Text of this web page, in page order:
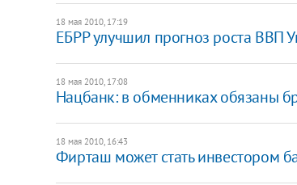
18 мая 2010, 17:19
ЕБРР улучшил прогноз роста ВВП
18 мая 2010, 17:08
Нацбанк: в обменниках обязаны
18 мая 2010, 16:43
Фирташ может стать инвестором